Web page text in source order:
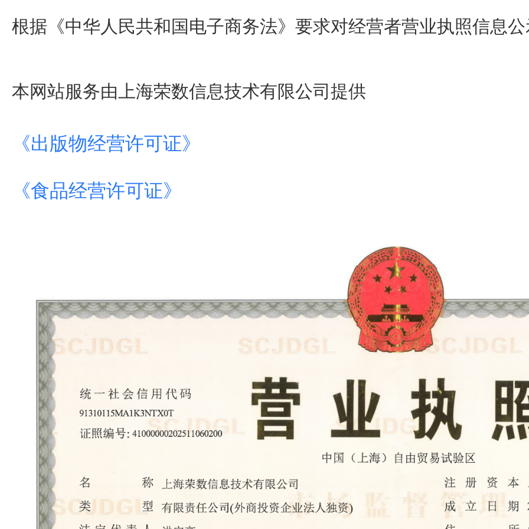
根据《中华人民共和国电子商务法》要求对经营者营业执照信息
本网站服务由上海荣数信息技术有限公司提供
《出版物经营许可证》
《食品经营许可证》